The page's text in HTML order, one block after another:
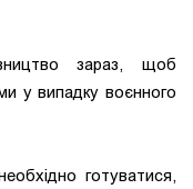
зараз, щоб
у випадку воєнного
готуватися,